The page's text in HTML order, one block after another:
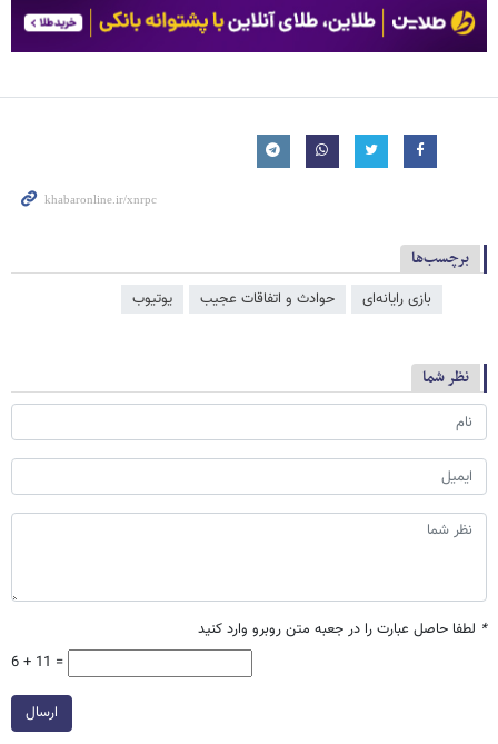
برچسب‌ها
بازی رایانه‌ای حوادث و اتفاقات عجیب یوتیوب
نظر شما
* لطفا حاصل عبارت را در جعبه متن روبرو وارد کنید
6 + 11 =
ارسال